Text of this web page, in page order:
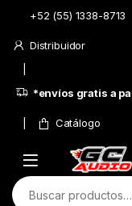
Skip to navigation
Skip to content
+52 (55) 1338-8713
Distribuidor
*envíos gratis a
Catálogo
Buscar por: